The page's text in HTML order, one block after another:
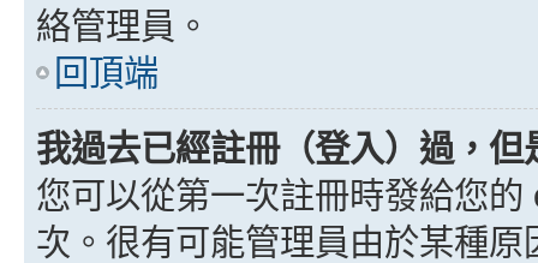
絡管理員。
回頂端
我過去已經註冊（登入）過，
您可以從第一次註冊時發給您
次。很有可能管理員由於某種